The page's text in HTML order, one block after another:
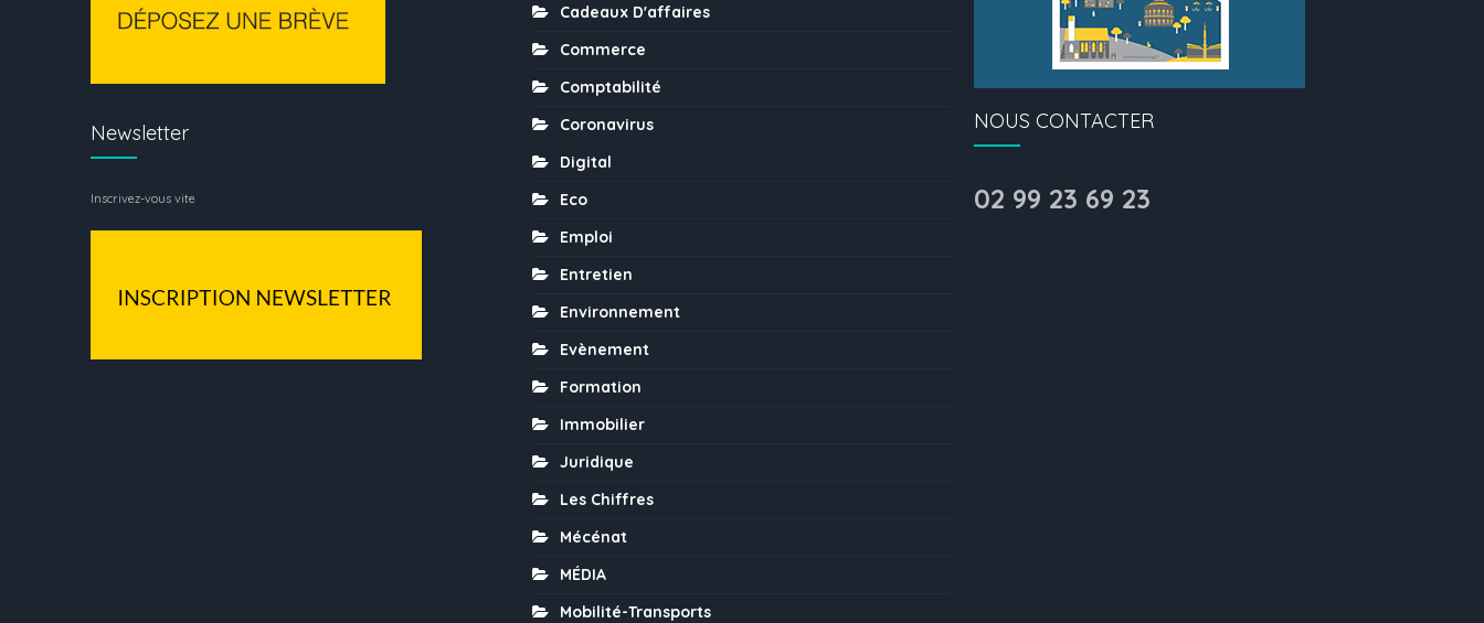
Newsletter
Inscrivez-vous vite
Cadeaux D'affaires
Commerce
Comptabilité
Coronavirus
Digital
Eco
Emploi
Entretien
Environnement
Evènement
Formation
Immobilier
Juridique
Les Chiffres
Mécénat
MÉDIA
Mobilité-Transports
NOUS CONTACTER
02 99 23 69 23